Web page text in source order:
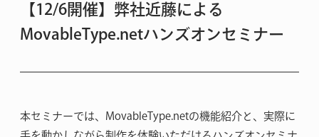
【12/6開催】弊社近藤による
MovableType.netハンズオンセミナー
本セミナーでは、MovableType.netの機能紹介と、実際に